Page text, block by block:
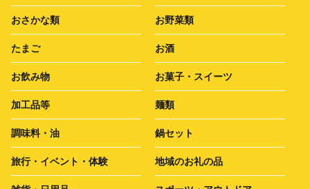
おさかな類 お野菜類
たまご お酒
お飲み物 お菓子・スイーツ
加工品等 麺類
調味料・油 鍋セット
旅行・イベント・体験 地域のお礼の品